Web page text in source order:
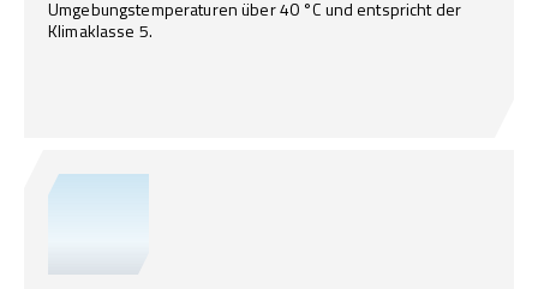
Umgebungstemperaturen über 40 °C und entspricht der
Klimaklasse 5.